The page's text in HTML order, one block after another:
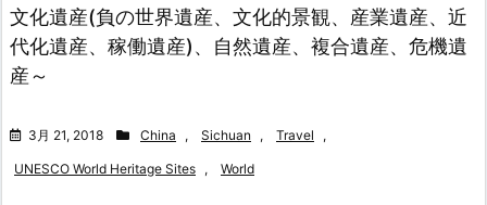
文化遺産(負の世界遺産、文化的景観、産業遺産、近
代化遺産、稼働遺産)、自然遺産、複合遺産、危機遺
産～
3月 21, 2018 China , Sichuan , Travel ,
UNESCO World Heritage Sites , World